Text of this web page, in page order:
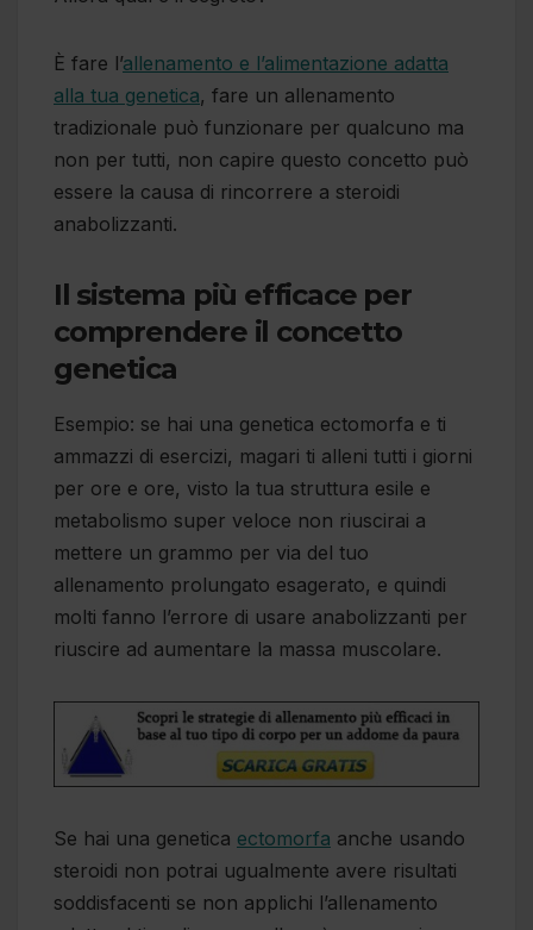
È fare l’allenamento e l’alimentazione adatta
alla tua genetica, fare un allenamento
tradizionale può funzionare per qualcuno ma
non per tutti, non capire questo concetto può
essere la causa di rincorrere a steroidi
anabolizzanti.
Il sistema più efficace per
comprendere il concetto
genetica
Esempio: se hai una genetica ectomorfa e ti
ammazzi di esercizi, magari ti alleni tutti i giorni
per ore e ore, visto la tua struttura esile e
metabolismo super veloce non riuscirai a
mettere un grammo per via del tuo
allenamento prolungato esagerato, e quindi
molti fanno l’errore di usare anabolizzanti per
riuscire ad aumentare la massa muscolare.
Se hai una genetica ectomorfa anche usando
steroidi non potrai ugualmente avere risultati
soddisfacenti se non applichi l’allenamento